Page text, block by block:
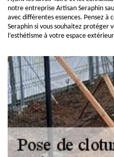
notre entreprise Artisan Seraphin
avec différentes essences. Pensez
Seraphin si vous souhaitez
l’esthétisme à votre espace